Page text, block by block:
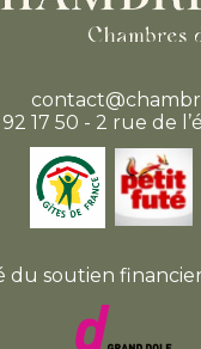
17 50 - 2 rue de
du soutien